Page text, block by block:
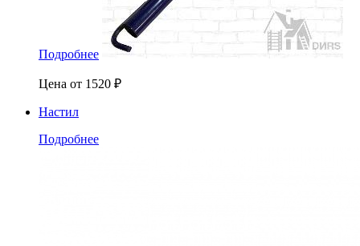
Подробнее
Цена от 1520 ₽
Настил
Подробнее